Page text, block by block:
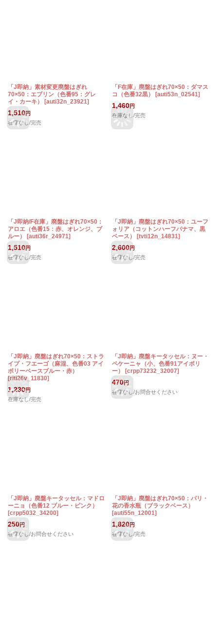
「J即納」素材変更廃盤はぎれ
70×50：エブリン（色番95：グレ
イ・カーキ）
[auti32n_23921]
1,510円
在庫なし/完売
「F在庫」廃盤はぎれ70×50：ダマス
コ（色番32黒）
[auti53n_02541]
1,460円
在庫なし/完売
「J即納/F在庫」廃盤はぎれ70×50：
アロエ（色番15：赤、オレンジ、ブ
ルー）
[auti36r_24971]
1,510円
在庫なし/完売
「J即納」廃盤はぎれ70×50：ユーフ
ォリア（コットンハーフパナマ、黒
ベース）
[tvti12n_14831]
2,600円
在庫なし/完売
「J即納」廃盤はぎれ70×50：ストラ
イプ・フエーゴ（麻混、色番03 アイ
ボリーベースブルー・赤）
[riti26v_11830]
1,230円
在庫なし/完売
「J即納」廃盤キータッセル：ヌー・
ペケーニャ（小、色番91アイボリ
ー）
[crpp73232_32007]
470円
在庫なし/お問合せください
「J即納」廃盤キータッセル：マドロ
ーニョ（色番12 ブルー・ピンク）
[crpp5032_34200]
250円
在庫なし/お問合せください
「J即納」廃盤はぎれ70×50：パリ・
花の香水瓶（ブラックベース）
[auti55n_12001]
1,820円
在庫なし/完売